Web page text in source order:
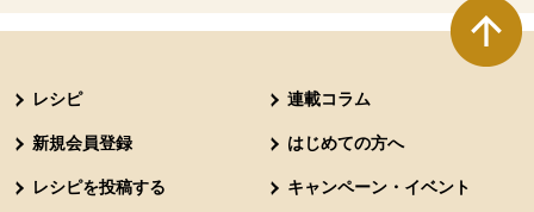
レシピ 連載コラム
新規会員登録 はじめての方へ
レシピを投稿する キャンペーン・イベント